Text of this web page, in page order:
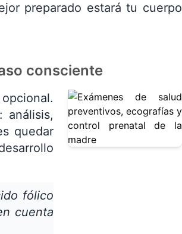
preparado estará tu cuerpo
consciente
análisis,
quedar
fólico
cuenta